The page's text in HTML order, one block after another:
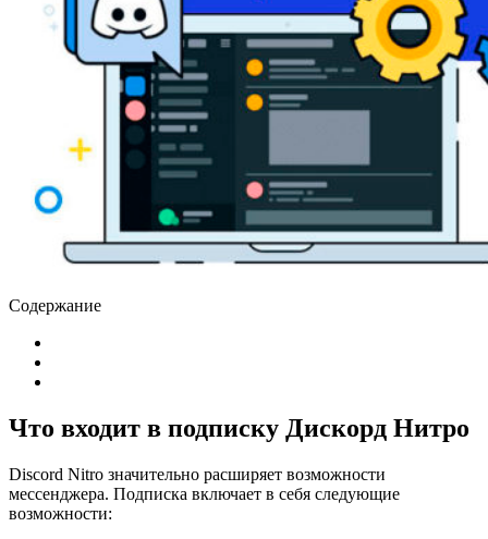
Содержание
Что входит в подписку Дискорд Нитро
Discord Nitro значительно расширяет возможности
мессенджера. Подписка включает в себя следующие
возможности: